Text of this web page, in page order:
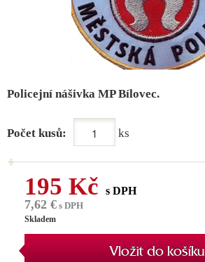
Policejní nášivka MP Bílovec.
Počet kusů: ks
195 Kč s DPH
7,62 € s DPH
Skladem
Vložit do košíku